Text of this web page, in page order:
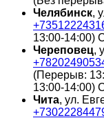
Челябинск,
13:00-14:00)
Череповец,
(Перерыв:
13:00-14:00)
Чита, ул.